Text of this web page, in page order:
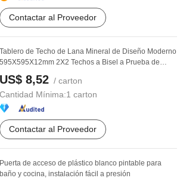
Contactar al Proveedor
Tablero de Techo de Lana Mineral de Diseño Moderno
595X595X12mm 2X2 Techos a Bisel a Prueba de
Fuego ...
US$ 8,52 / carton
Cantidad Mínima:1 carton
Contactar al Proveedor
Puerta de acceso de plástico blanco pintable para
baño y cocina, instalación fácil a presión